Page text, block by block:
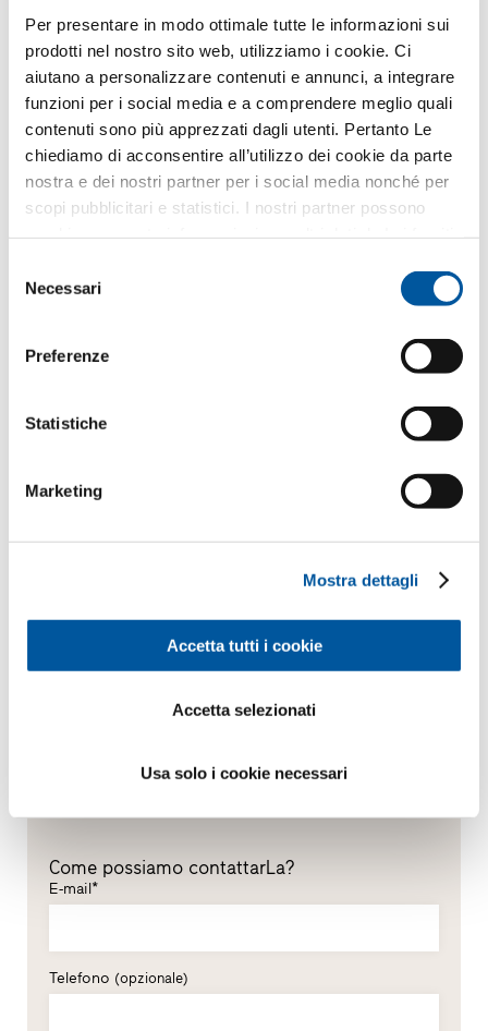
Per presentare in modo ottimale tutte le informazioni sui
prodotti nel nostro sito web, utilizziamo i cookie. Ci
aiutano a personalizzare contenuti e annunci, a integrare
funzioni per i social media e a comprendere meglio quali
contenuti sono più apprezzati dagli utenti. Pertanto Le
chiediamo di acconsentire all’utilizzo dei cookie da parte
nostra e dei nostri partner per i social media nonché per
scopi pubblicitari e statistici. I nostri partner possono
delNecessari
Preferenze
Statistiche
Marketing
Mostra dettagli
Accetta tutti i cookie
Accetta selezionati
Usa solo i cookie necessari
Pareti vetrate
Sostituzione
Nuova costruzione
Il Suo messaggio
I Suoi dati personali
*Campi obbligatori
Sig. Sig.ra
Come possiamo contattarLa?
E-mail*
Telefono (opzionale)